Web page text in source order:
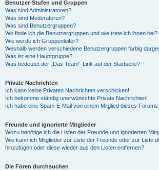
Benutzer-Stufen und Gruppen
Was sind Administratoren?
Was sind Moderatoren?
Was sind Benutzergruppen?
Wo finde ich die Benutzergruppen und wie trete ich ihnen bei?
Wie werde ich Gruppenleiter?
Weshalb werden verschiedene Benutzergruppen farbig
Was ist eine Hauptgruppe?
Was bedeutet der „Das Team“-Link auf der Startseite?
Private Nachrichten
Ich kann keine Privaten Nachrichten verschicken!
Ich bekomme ständig unerwünschte Private Nachrichten!
Ich habe eine Spam-E-Mail von einem Mitglied dieses Forums
Freunde und ignorierte Mitglieder
Wozu benötige ich die Listen der Freunde und ignorierten
Wie kann ich Mitglieder zur Liste der Freunde oder zur Liste
hinzufügen oder diese wieder aus den Listen entfernen?
Die Foren durchsuchen